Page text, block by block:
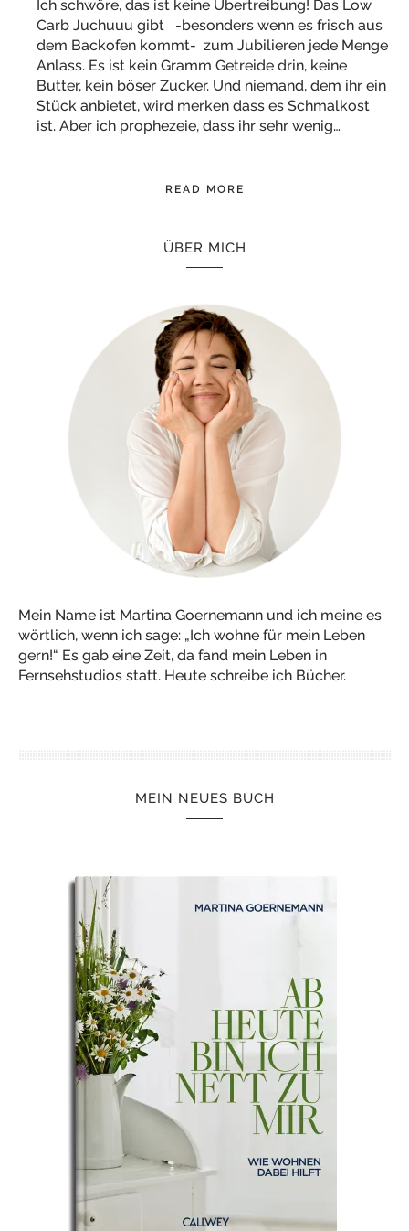
Ich schwöre, das ist keine Übertreibung! Das Low
Carb Juchuuu gibt -besonders wenn es frisch aus
dem Backofen kommt- zum Jubilieren jede Menge
Anlass. Es ist kein Gramm Getreide drin, keine
Butter, kein böser Zucker. Und niemand, dem ihr ein
Stück anbietet, wird merken dass es Schmalkost
ist. Aber ich prophezeie, dass ihr sehr wenig…
READ MORE
ÜBER MICH
Mein Name ist Martina Goernemann und ich meine es
wörtlich, wenn ich sage: „Ich wohne für mein Leben
gern!“ Es gab eine Zeit, da fand mein Leben in
Fernsehstudios statt. Heute schreibe ich Bücher.
MEIN NEUES BUCH